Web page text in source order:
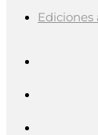
Ediciones